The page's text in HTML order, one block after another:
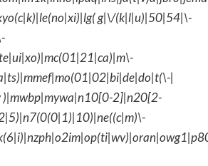
g|\/(k|l|u)|50|54|\-
|
2]|n20[2-